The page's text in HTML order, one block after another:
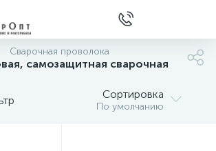
Сварочная проволока
самозащитная сварочная
Сортировка
По умолчанию